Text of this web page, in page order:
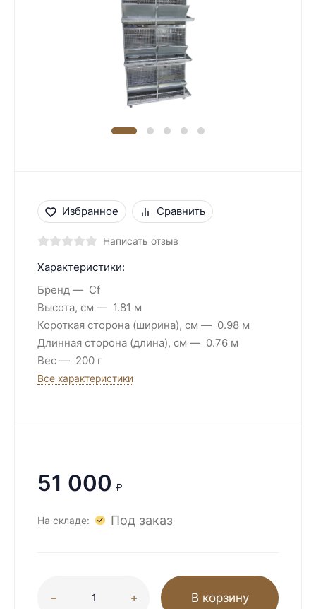
Избранное Сравнить
Написать отзыв
Характеристики:
Бренд
Cf
Высота, см
1.81 м
Короткая сторона (ширина), см
0.98 м
Длинная сторона (длина), см
0.76 м
Вес
200 г
Все характеристики
51 000 ₽
На складе: Под заказ
В корзину